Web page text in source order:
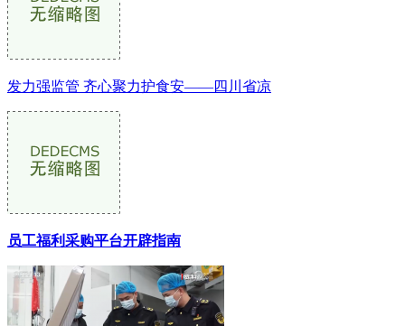
发力强监管 齐心聚力护食安——四川省凉
员工福利采购平台开辟指南